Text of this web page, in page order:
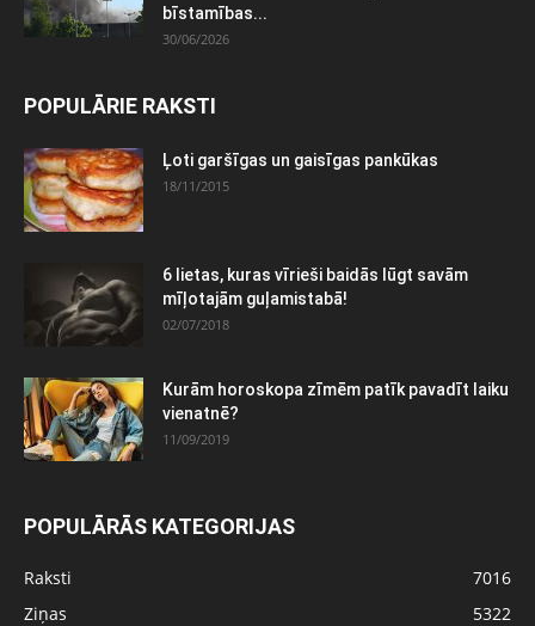
bīstamības...
30/06/2026
POPULĀRIE RAKSTI
Ļoti garšīgas un gaisīgas pankūkas
18/11/2015
6 lietas, kuras vīrieši baidās lūgt savām
mīļotajām guļamistabā!
02/07/2018
Kurām horoskopa zīmēm patīk pavadīt laiku
vienatnē?
11/09/2019
POPULĀRĀS KATEGORIJAS
Raksti
7016
Ziņas
5322